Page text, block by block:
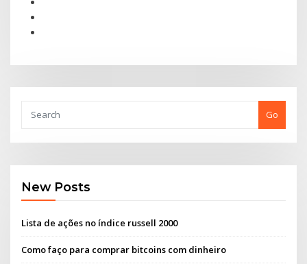
Go
New Posts
Lista de ações no índice russell 2000
Como faço para comprar bitcoins com dinheiro